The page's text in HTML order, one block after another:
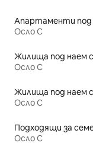
Апартаменти под
Осло С
Осло С
Жилища под наем
Осло С
Осло С